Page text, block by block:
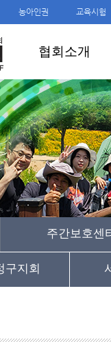
농아인권 교육시험
협회소개
주간보호센
구지회